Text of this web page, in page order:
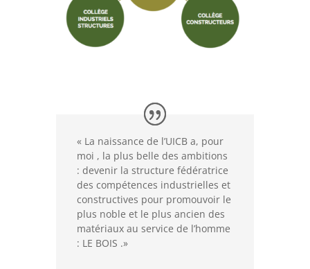
« La naissance de l’UICB a, pour
moi , la plus belle des ambitions
: devenir la structure fédératrice
des compétences industrielles et
constructives pour promouvoir le
plus noble et le plus ancien des
matériaux au service de l’homme
: LE BOIS .»